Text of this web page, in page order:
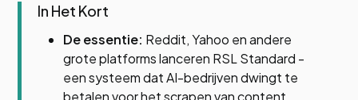
In Het Kort
De essentie: Reddit, Yahoo en andere
grote platforms lanceren RSL Standard -
een systeem dat AI-bedrijven dwingt te
betalen voor het scrapen van content